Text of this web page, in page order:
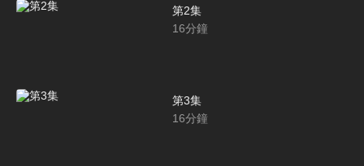
第2集
16分鐘
第3集
16分鐘